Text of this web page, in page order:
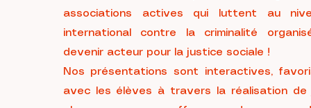
associations actives qui luttent au
international contre la criminalité
devenir acteur pour la justice sociale !
Nos présentations sont interactives,
avec les élèves à travers la réalisation de